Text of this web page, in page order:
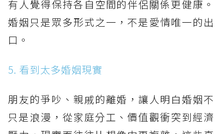
有人覺得保持各自空間的伴侶關係更健康。
婚姻只是眾多形式之一，不是愛情唯一的出
口。
5. 看到太多婚姻現實
朋友的爭吵、親戚的離婚，讓人明白婚姻不
只是浪漫，從家庭分工、價值觀衝突到經濟